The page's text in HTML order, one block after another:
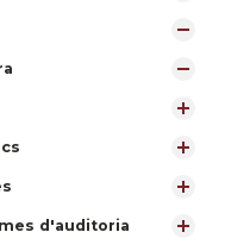
d'auditoria